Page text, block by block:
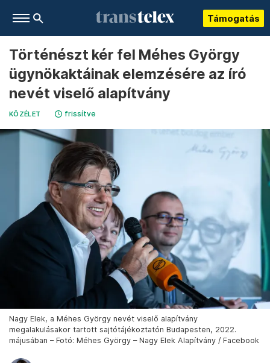
Támogatás
Történészt kér fel Méhes György
ügynökaktáinak elemzésére az író
nevét viselő alapítvány
KÖZÉLET frissítve
Nagy Elek, a Méhes György nevét viselő alapítvány
megalakulásakor tartott sajtótájékoztatón Budapesten, 2022.
májusában – Fotó: Méhes György – Nagy Elek Alapítvány / Facebook